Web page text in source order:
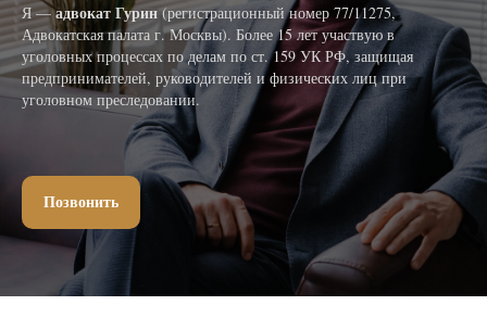
Я —адвокат Гурин(регистрационный номер 77/11275,
Адвокатская палата г. Москвы). Более 15 лет участвую в
уголовных процессах по делам по ст. 159 УК РФ, защищая
предпринимателей, руководителей и физических лиц при
уголовном преследовании.
Позвонить